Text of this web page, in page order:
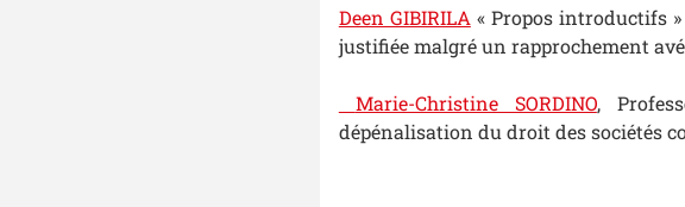
Deen GIBIRILA« Propos introductifs »
justifiée malgré un rapprochement
Marie-Christine SORDINO,
dépénalisation du droit des sociétés